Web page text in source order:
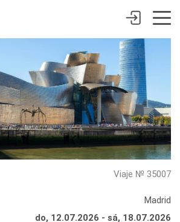
Viaje № 35007
Madrid
do, 12.07.2026 - sá, 18.07.2026